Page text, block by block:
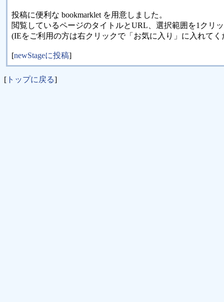
投稿に便利な bookmarklet を用意しました。
閲覧しているページのタイトルとURL、選択範囲を1クリ
(IEをご利用の方は右クリックで「お気に入り」に入れてく
[newStageに投稿]
[ トップに戻る]